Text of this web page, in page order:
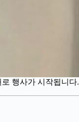
행사가 시작됩니다.